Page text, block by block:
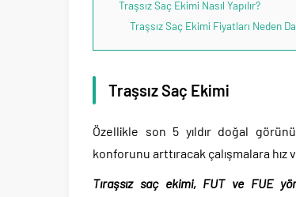
Traşsız Saç Ekimi Nasıl Yapılır?
Traşsız Saç Ekimi Fiyatları Neden
Traşsız Saç Ekimi
Özellikle son 5 yıldır doğal
konforunu arttıracak çalışmalara
Tıraşsız saç ekimi, FUT ve FUE